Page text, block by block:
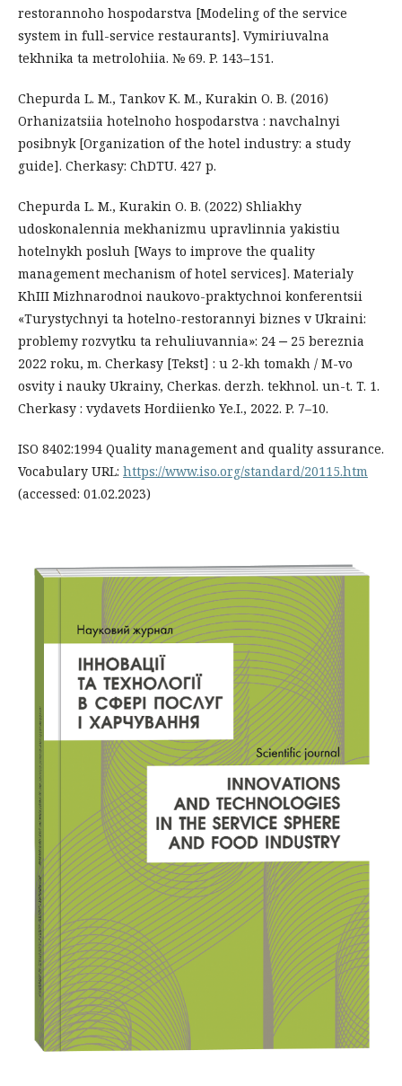
restorannoho hospodarstva [Modeling of the service
system in full-service restaurants]. Vymiriuvalna
tekhnika ta metrolohiia. № 69. P. 143–151.
Chepurda L. M., Tankov K. M., Kurakin O. B. (2016)
Orhanizatsiia hotelnoho hospodarstva : navchalnyi
posibnyk [Organization of the hotel industry: a study
guide]. Cherkasy: ChDTU. 427 p.
Chepurda L. M., Kurakin O. B. (2022) Shliakhy
udoskonalennia mekhanizmu upravlinnia yakistiu
hotelnykh posluh [Ways to improve the quality
management mechanism of hotel services]. Materialy
KhIII Mizhnarodnoi naukovo-praktychnoi konferentsii
«Turystychnyi ta hotelno-restorannyi biznes v Ukraini:
problemy rozvytku ta rehuliuvannia»: 24 ‒ 25 bereznia
2022 roku, m. Cherkasy [Tekst] : u 2-kh tomakh / M-vo
osvity i nauky Ukrainy, Cherkas. derzh. tekhnol. un-t. T. 1.
Cherkasy : vydavets Hordiienko Ye.I., 2022. P. 7–10.
ISO 8402:1994 Quality management and quality assurance.
Vocabulary URL: https://www.iso.org/standard/20115.htm
(accessed: 01.02.2023)